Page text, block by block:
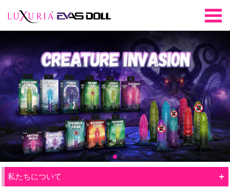
私たちについて +